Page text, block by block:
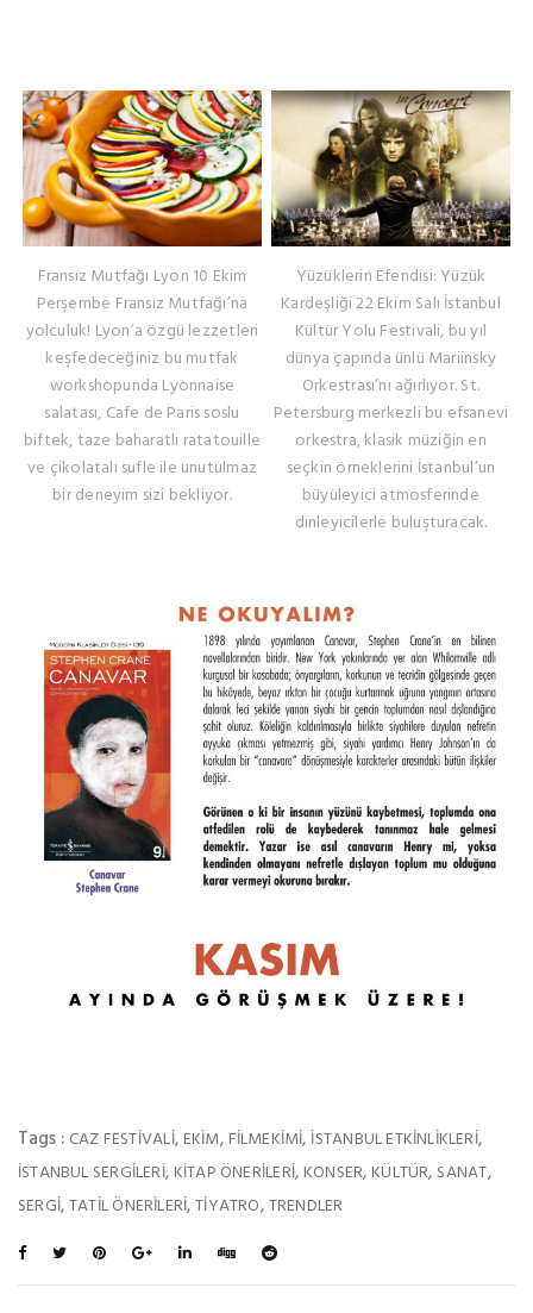
Fransız Mutfağı Lyon 10 Ekim
Perşembe Fransız Mutfağı’na
yolculuk! Lyon’a özgü lezzetleri
keşfedeceğiniz bu mutfak
workshopunda Lyonnaise
salatası, Cafe de Paris soslu
biftek, taze baharatlı ratatouille
ve çikolatalı sufle ile unutulmaz
bir deneyim sizi bekliyor.
Yüzüklerin Efendisi: Yüzük
Kardeşliği 22 Ekim Salı İstanbul
Kültür Yolu Festivali, bu yıl
dünya çapında ünlü Mariinsky
Orkestrası’nı ağırlıyor. St.
Petersburg merkezli bu efsanevi
orkestra, klasik müziğin en
seçkin örneklerini İstanbul’un
büyüleyici atmosferinde
dinleyicilerle buluşturacak.
Tags : CAZ FESTIVALI, EKIM, FILMEKIMI, ISTANBUL ETKINLIKLERI,
ISTANBUL SERGILERI, KITAP ÖNERILERI, KONSER, KÜLTÜR, SANAT,
SERGI,TATIL ÖNERILERI,TIYATRO,TRENDLER